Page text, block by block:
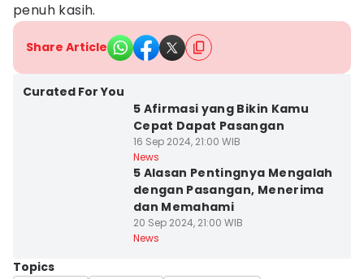
penuh kasih.
Share Article
Curated For You
5 Afirmasi yang Bikin Kamu
Cepat Dapat Pasangan
16 Sep 2024, 21:00 WIB
News
5 Alasan Pentingnya Mengalah
dengan Pasangan, Menerima
dan Memahami
20 Sep 2024, 21:00 WIB
News
Topics